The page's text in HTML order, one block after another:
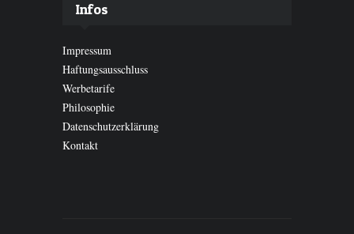
Infos
Impressum
Haftungsausschluss
Werbetarife
Philosophie
Datenschutzerklärung
Kontakt